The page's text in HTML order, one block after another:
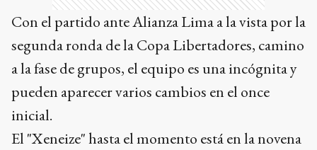
Con el partido ante Alianza Lima a la vista por la
segunda ronda de la Copa Libertadores, camino
a la fase de grupos, el equipo es una incógnita y
pueden aparecer varios cambios en el once
inicial.
El "Xeneize" hasta el momento está en la novena